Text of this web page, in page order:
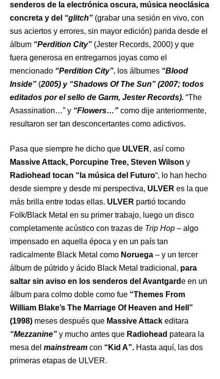
senderos de la electrónica oscura, música neoclásica
concreta y del “glitch” (grabar una sesión en vivo, con
sus aciertos y errores, sin mayor edición) parida desde el
álbum “Perdition City” (Jester Records, 2000) y que
fuera generosa en entregarnos joyas como el
mencionado “Perdition City”, los álbumes “Blood
Inside” (2005) y “Shadows Of The Sun” (2007; todos
editados por el sello de Garm, Jester Records). “The
Asassination…” y “Flowers…” como dije anteriormente,
resultaron ser tan desconcertantes como adictivos.
Pasa que siempre he dicho que ULVER, así como
Massive Attack, Porcupine Tree, Steven Wilson y
Radiohead tocan “la música del Futuro“, lo han hecho
desde siempre y desde mi perspectiva, ULVER es la que
más brilla entre todas ellas. ULVER partió tocando
Folk/Black Metal en su primer trabajo, luego un disco
completamente acústico con trazas de Trip Hop – algo
impensado en aquella época y en un país tan
radicalmente Black Metal como Noruega – y un tercer
álbum de pútrido y ácido Black Metal tradicional, para
saltar sin aviso en los senderos del Avantgarde en un
álbum para colmo doble como fue “Themes From
William Blake’s The Marriage Of Heaven and Hell”
(1998) meses después que Massive Attack editara
“Mezzanine” y mucho antes que Radiohead pateara la
mesa del mainstream con “Kid A”. Hasta aquí, las dos
primeras etapas de ULVER.